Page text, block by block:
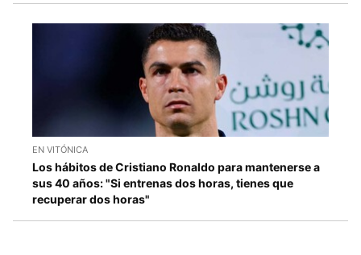
EN VITÓNICA
Los hábitos de Cristiano Ronaldo para mantenerse a
sus 40 años: "Si entrenas dos horas, tienes que
recuperar dos horas"